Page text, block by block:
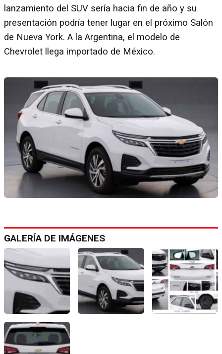
lanzamiento del SUV sería hacia fin de año y su
presentación podría tener lugar en el próximo Salón
de Nueva York. A la Argentina, el modelo de
Chevrolet llega importado de México.
GALERÍA DE IMÁGENES